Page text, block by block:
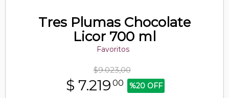
Tres Plumas Chocolate
Licor 700 ml
Favoritos
$9.023,00
$ 7.219 00 %20 OFF